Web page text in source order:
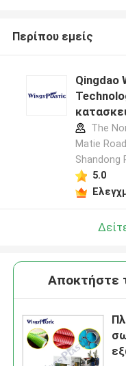
Περίπου εμείς
Qingdao
The
Matie
Shandong
5.0
Αποκτήστε